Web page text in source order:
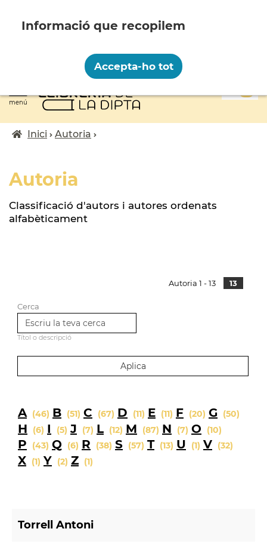
contingut
menú
Fil
Inici Autoria
Autoria
Classificació d'autors i autores ordenats
alfabèticament
Autoria 1 - 13 13
Cerca
Títol o descripció
A (46) B (51) C (67) D (11) E (11) F (20) G (50)
H (6) I (5) J (7) L (12) M (87) N (7) O (10)
P (43) Q (6) R (38) S (57) T (13) U (1) V (32)
X (1) Y (2) Z (1)
Torrell Antoni
personal amb les següents finalitats:
Funcionalitat, Analítica.
Més informació
Canviar preferències
Accepta-ho tot